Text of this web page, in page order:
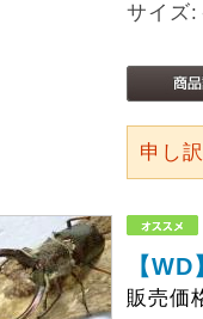
サイ
申し
【
販売価